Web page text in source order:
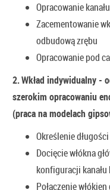
Opracowanie
Zacementowanie
odbudową zrębu
Opracowanie pod
2.Wkład indywidualny -
szerokim opracowaniu
(praca na modelach
Określenie
Docięcie włókna
konfiguracji
Połączenie